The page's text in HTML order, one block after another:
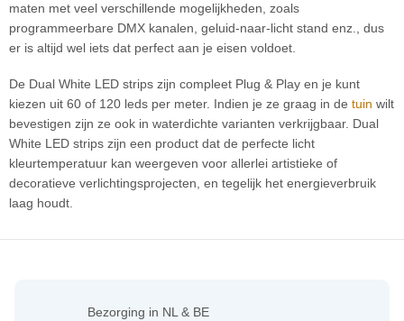
maten met veel verschillende mogelijkheden, zoals
programmeerbare DMX kanalen, geluid-naar-licht stand enz., dus
er is altijd wel iets dat perfect aan je eisen voldoet.
De Dual White LED strips zijn compleet Plug & Play en je kunt
kiezen uit 60 of 120 leds per meter. Indien je ze graag in de tuin wilt
bevestigen zijn ze ook in waterdichte varianten verkrijgbaar. Dual
White LED strips zijn een product dat de perfecte licht
kleurtemperatuur kan weergeven voor allerlei artistieke of
decoratieve verlichtingsprojecten, en tegelijk het energieverbruik
laag houdt.
Bezorging in NL & BE